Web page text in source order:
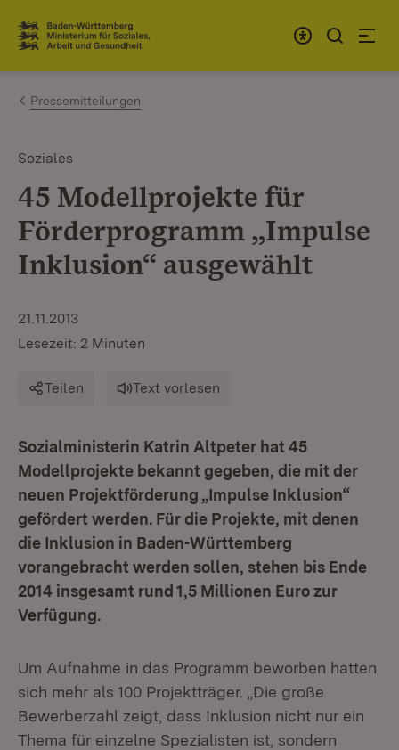
Zum Inhalt springen
Link zur Startseite
Pressemitteilungen
Soziales
45 Modellprojekte für
Förderprogramm „Impulse
Inklusion“ ausgewählt
21.11.2013
Lesezeit: 2 Minuten
Teilen Text vorlesen
Sozialministerin Katrin Altpeter hat 45
Modellprojekte bekannt gegeben, die mit der
neuen Projektförderung „Impulse Inklusion“
gefördert werden. Für die Projekte, mit denen
die Inklusion in Baden-Württemberg
vorangebracht werden sollen, stehen bis Ende
2014 insgesamt rund 1,5 Millionen Euro zur
Verfügung.
Um Aufnahme in das Programm beworben hatten
sich mehr als 100 Projektträger. „Die große
Bewerberzahl zeigt, dass Inklusion nicht nur ein
Thema für einzelne Spezialisten ist, sondern